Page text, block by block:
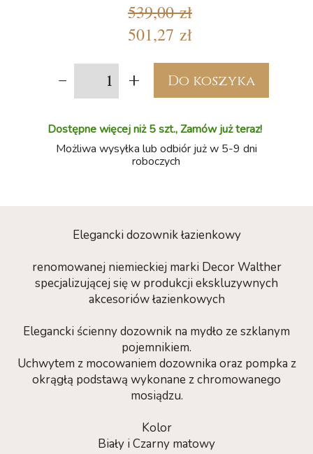
539,00 zł
501,27 zł
- + Do koszyka
Dostępne więcej niż 5 szt., Zamów już teraz!
Możliwa wysyłka lub odbiór już w 5-9 dni
roboczych
Elegancki dozownik łazienkowy
renomowanej niemieckiej marki Decor Walther
specjalizującej się w produkcji ekskluzywnych
akcesoriów łazienkowych
Elegancki ścienny dozownik na mydło ze szklanym
pojemnikiem.
Uchwytem z mocowaniem dozownika oraz pompka z
okrągłą podstawą wykonane z chromowanego
mosiądzu.
Kolor
Biały i Czarny matowy